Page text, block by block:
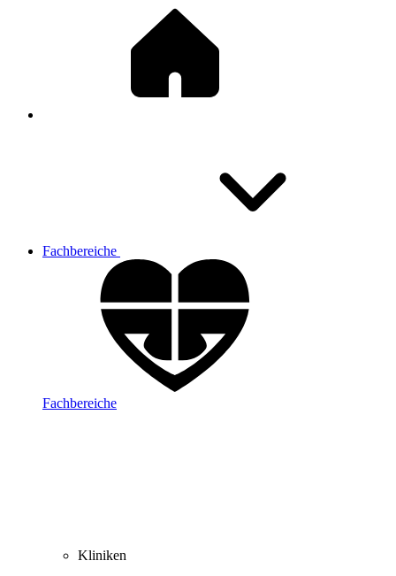
Fachbereiche
Fachbereiche
Kliniken